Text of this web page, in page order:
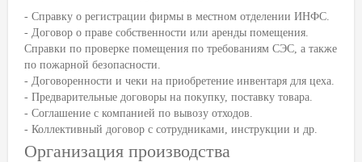
- Справку о регистрации фирмы в местном отделении ИНФС.
- Договор о праве собственности или аренды помещения.
Справки по проверке помещения по требованиям СЭС, а также
по пожарной безопасности.
- Договоренности и чеки на приобретение инвентаря для цеха.
- Предварительные договоры на покупку, поставку товара.
- Соглашение с компанией по вывозу отходов.
- Коллективный договор с сотрудниками, инструкции и др.
Организация производства